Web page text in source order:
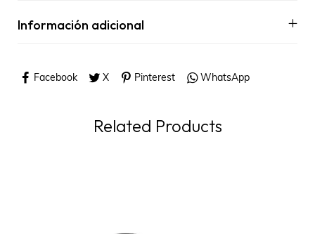
Información adicional
Facebook X Pinterest WhatsApp
Related Products